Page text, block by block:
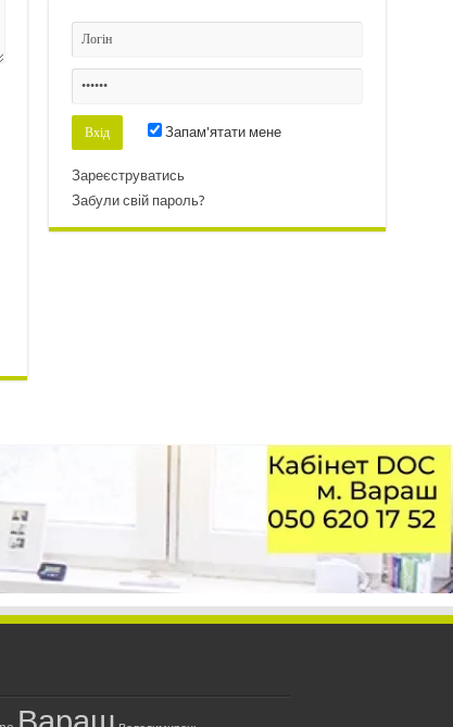
Запам'ятати мене
Зареєструватись
Забули свій пароль?